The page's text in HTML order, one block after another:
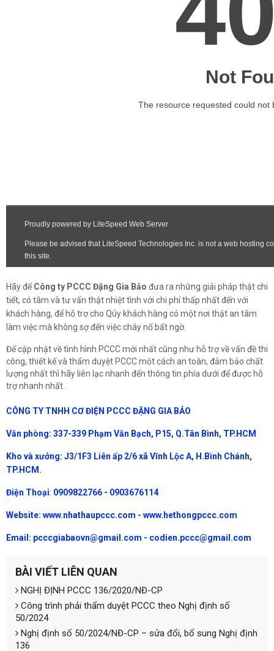
Hãy đểCông ty PCCC Đặng Gia Bảo đưa ra những giải pháp thật chi
tiết, có tâm và tư vấn thật nhiệt tình với chi phí thấp nhất đến với
khách hàng, để hỗ trợ cho Qúy khách hàng có một nơi thật an tâm
làm việc mà không sợ đến việc cháy nổ bất ngờ.
Để cập nhật về tình hình PCCC mới nhất cũng như hỗ trợ về vấn đề thi
công, thiết kế và thẩm duyệt PCCC một cách an toàn, đảm bảo chất
lượng nhất thì hãy liên lạc nhanh đến thông tin phía dưới để được hỗ
trợ nhanh nhất.
CÔNG TY TNHH CƠ ĐIỆN PCCC ĐẶNG GIA BẢO
Văn phòng: 337-339 Phạm Văn Bạch, P15, Q.Tân Bình, TP.HCM
Kho và xưởng: J3/1F3 Liên ấp 2/6 xã Vĩnh Lộc A, H.Bình Chánh,
TP.HCM.
Điện Thoại: 0909822766 - 0903676114
Website: www.nhathaupccc.com - www.hethongpccc.com
Email: pcccgiabaovn@gmail.com - codien.pccc@gmail.com
BÀI VIẾT LIÊN QUAN
NGHỊ ĐỊNH PCCC 136/2020/NĐ-CP
Công trình phải thẩm duyệt PCCC theo Nghị định số
50/2024
Nghị định số 50/2024/NĐ-CP – sửa đổi, bổ sung Nghị định
136
Đăng ký tư vấn trực tiếp 24/7: